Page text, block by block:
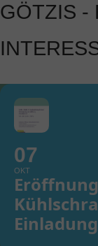
GÖTZIS -
07
OKT